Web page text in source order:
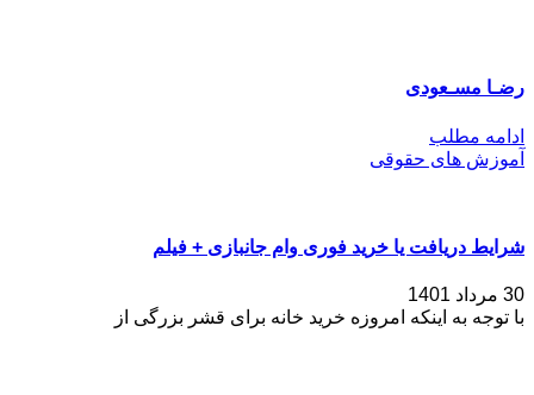
رضـا مسـعودی
ادامه مطلب
آموزش های حقوقی
شرایط دریافت یا خرید فوری وام جانبازی + فیلم
30 مرداد 1401
با توجه به اینکه امروزه خرید خانه برای قشر بزرگی از